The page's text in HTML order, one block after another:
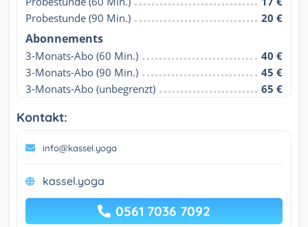
Probestunde (90 Min.)
20 €
Abonnements
3-Monats-Abo (60 Min.)
40 €
3-Monats-Abo (90 Min.)
45 €
3-Monats-Abo (unbegrenzt)
65 €
Kontakt:
info@kassel.yoga
kassel.yoga
0561 7036 7092